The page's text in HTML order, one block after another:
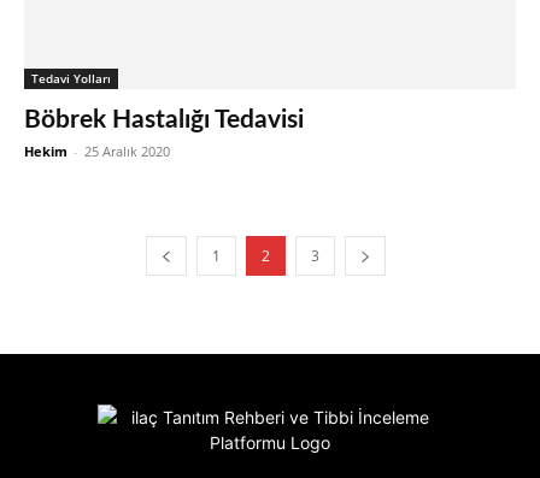
Tedavi Yolları
Böbrek Hastalığı Tedavisi
Hekim - 25 Aralık 2020
1 2 3